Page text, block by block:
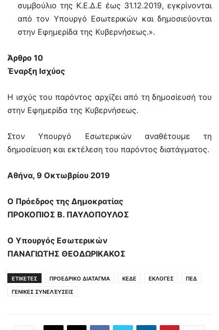
συμβούλιο της Κ.Ε.Δ.Ε έως 31.12.2019, εγκρίνονται
από τον Υπουργό Εσωτερικών και δημοσιεύονται
στην Εφημερίδα της Κυβερνήσεως.».
Άρθρο 10
Έναρξη Ισχύος
Η ισχύς του παρόντος αρχίζει από τη δημοσίευσή του
στην Εφημερίδα της Κυβερνήσεως.
Στον Υπουργό Εσωτερικών αναθέτουμε τη
δημοσίευση και εκτέλεση του παρόντος διατάγματος.
Αθήνα, 9 Οκτωβρίου 2019
Ο Πρόεδρος της Δημοκρατίας
ΠΡΟΚΟΠΙΟΣ Β. ΠΑΥΛΟΠΟΥΛΟΣ
Ο Υπουργός Εσωτερικών
ΠΑΝΑΓΙΩΤΗΣ ΘΕΟΔΩΡΙΚΑΚΟΣ
ΕΤΙΚΕΤΕΣ ΠΡΟΕΔΡΙΚΟ ΔΙΑΤΑΓΜΑ ΚΕΔΕ ΕΚΛΟΓΕΣ
ΠΕΔ
ΓΕΝΙΚΕΣ ΣΥΝΕΛΈΥΣΕΙΣ